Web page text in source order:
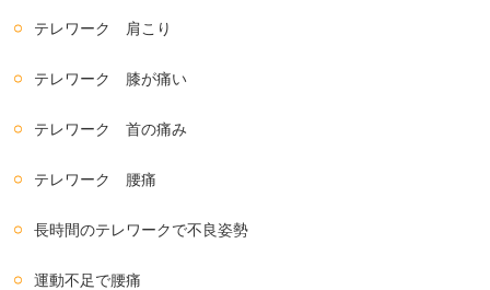
テレワーク 肩こり
テレワーク 膝が痛い
テレワーク 首の痛み
テレワーク 腰痛
長時間のテレワークで不良姿勢
運動不足で腰痛